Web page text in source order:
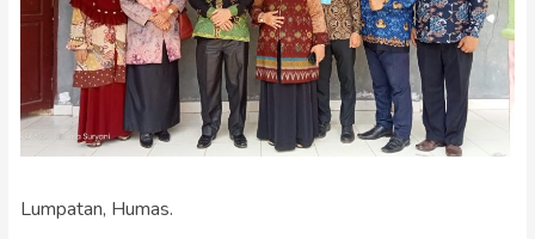
Lumpatan, Humas.